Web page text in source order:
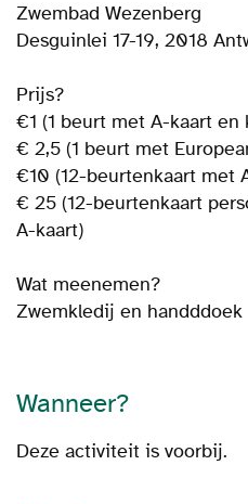
Zwembad Wezenberg
Desguinlei 17-19, 2018
Prijs?
€1 (1 beurt met A-kaart en
€ 2,5 (1 beurt met
€10 (12-beurtenkaart met
€ 25 (12-beurtenkaart
A-kaart)
Wat meenemen?
Zwemkledij en handddoek
Wanneer?
Deze activiteit is voorbij.